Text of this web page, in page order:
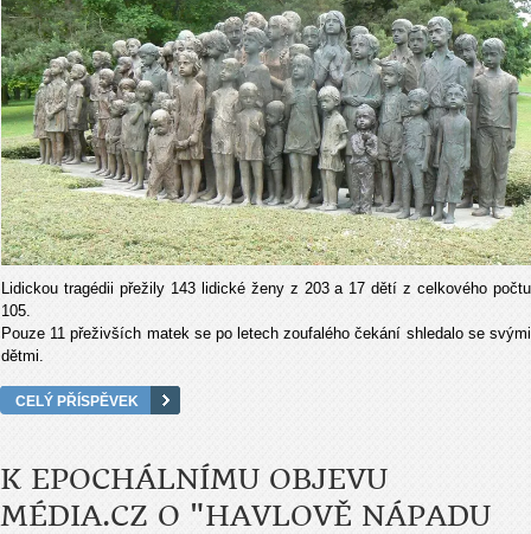
Lidickou tragédii přežily 143 lidické ženy z 203 a 17 dětí z celkového počtu
105.
Pouze 11 přeživších matek se po letech zoufaléhočekání shledalo se svými
dětmi.
CELÝ PŘÍSPĚVEK
K EPOCHÁLNÍMU OBJEVU
MÉDIA.CZ O "HAVLOVĚ NÁPADU